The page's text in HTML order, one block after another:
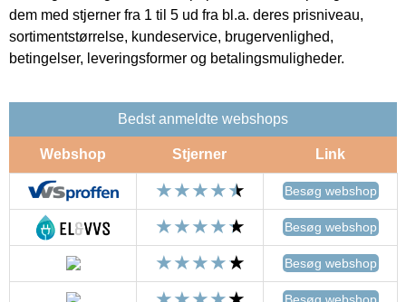
dem med stjerner fra 1 til 5 ud fra bl.a. deres prisniveau,
sortimentstørrelse, kundeservice, brugervenlighed,
betingelser, leveringsformer og betalingsmuligheder.
Bedst anmeldte webshops
Webshop Stjerner Link
Besøg webshop
Besøg webshop
Besøg webshop
Besøg webshop